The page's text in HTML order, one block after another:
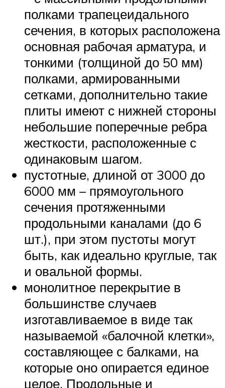
полками трапецеидального
сечения, в которых расположена
основная рабочая арматура, и
тонкими (толщиной до 50 мм)
полками, армированными
сетками, дополнительно такие
плиты имеют с нижней стороны
небольшие поперечные ребра
жесткости, расположенные с
одинаковым шагом.
пустотные, длиной от 3000 до
6000 мм – прямоугольного
сечения протяженными
продольными каналами (до 6
шт.), при этом пустоты могут
быть, как идеально круглые, так
и овальной формы.
монолитное перекрытие в
большинстве случаев
изготавливаемое в виде так
называемой «балочной клетки»,
составляющее с балками, на
которые оно опирается единое
целое. Продольные и